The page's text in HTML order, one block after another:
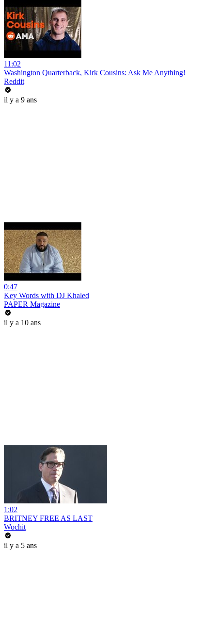
11:02
Washington Quarterback, Kirk Cousins: Ask Me Anything!
Reddit
il y a 9 ans
0:47
Key Words with DJ Khaled
PAPER Magazine
il y a 10 ans
1:02
BRITNEY FREE AS LAST
Wochit
il y a 5 ans